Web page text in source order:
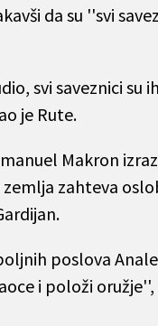
da su ''svi
svi saveznici su
je Rute.
Makron
zahteva
poslova
i položi